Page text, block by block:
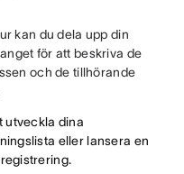
kan du dela upp din
för att beskriva de
och de tillhörande
utveckla dina
eller lansera en